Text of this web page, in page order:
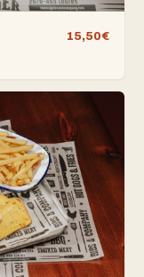
15,50€